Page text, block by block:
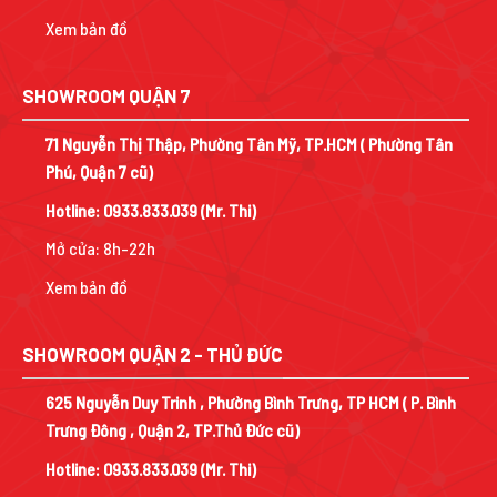
Xem bản đồ
SHOWROOM QUẬN 7
71 Nguyễn Thị Thập, Phường Tân Mỹ, TP.HCM ( Phường Tân
Phú, Quận 7 cũ)
Hotline: 0933.833.039(Mr. Thi)
Mở cửa: 8h-22h
Xem bản đồ
SHOWROOM QUẬN 2 - THỦ ĐỨC
625 Nguyễn Duy Trinh , Phường Bình Trưng, TP HCM ( P. Bình
Trưng Đông , Quận 2, TP.Thủ Đức cũ)
Hotline: 0933.833.039(Mr. Thi)